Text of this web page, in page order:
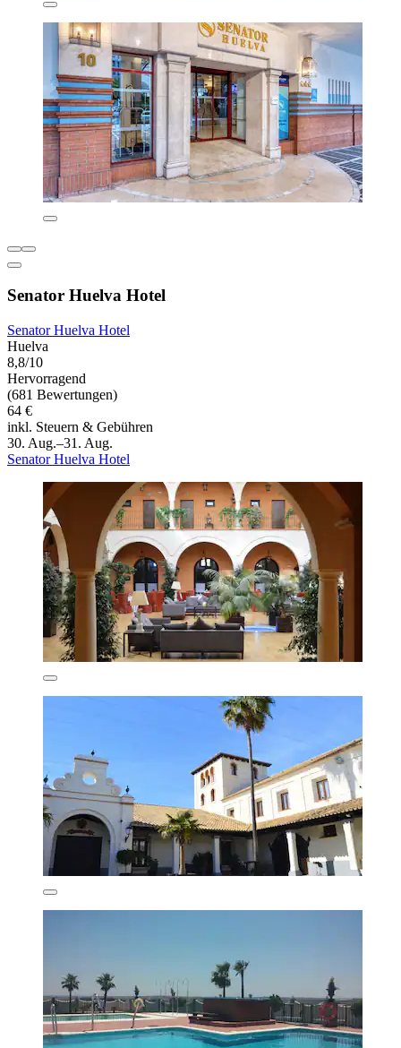
Senator Huelva Hotel
Senator Huelva Hotel
Huelva
8,8/10
Hervorragend
(681 Bewertungen)
64 €
inkl. Steuern & Gebühren
30. Aug.–31. Aug.
Senator Huelva Hotel